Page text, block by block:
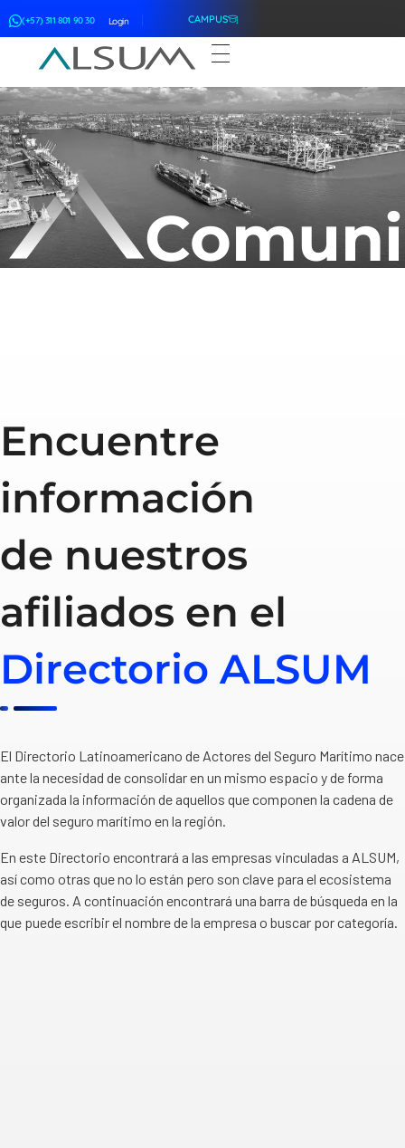
(+57) 311 801 90 30 Login CAMPUS
ALSUM
Encuentre
información
de nuestros
afiliados en el
Directorio ALSUM
El Directorio Latinoamericano de Actores del Seguro Marítimo nace
ante la necesidad de consolidar en un mismo espacio y de forma
organizada la información de aquellos que componen la cadena de
valor del seguro marítimo en la región.
En este Directorio encontrará a las empresas vinculadas a ALSUM,
así como otras que no lo están pero son clave para el ecosistema
de seguros. A continuación encontrará una barra de búsqueda en la
que puede escribir el nombre de la empresa o buscar por categoría.